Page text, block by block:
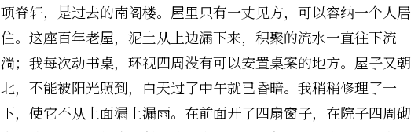
项脊轩，是过去的南阁楼。屋里只有一丈见方，可以容纳一个人居
住。这座百年老屋，泥土从上边漏下来，积聚的流水一直往下流
淌；我每次动书桌，环视四周没有可以安置桌案的地方。屋子又朝
北，不能被阳光照到，白天过了中午就已昏暗。我稍稍修理了一
下，使它不从上面漏土漏雨。在前面开了四扇窗子，在院子四周砌